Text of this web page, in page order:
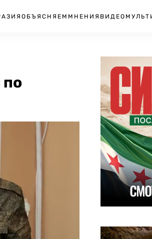
ОБЪЯСНЯЕМ МНЕНИЯ ВИДЕО